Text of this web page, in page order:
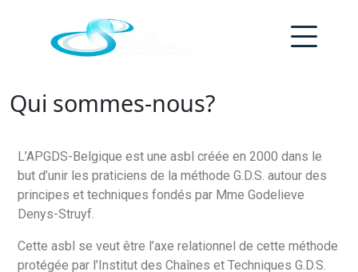
Qui sommes-nous?
L’APGDS-Belgique est une asbl créée en 2000 dans le
but d’unir les praticiens de la méthode G.D.S. autour des
principes et techniques fondés par Mme Godelieve
Denys-Struyf.
Cette asbl se veut être l’axe relationnel de cette méthode
protégée par l’Institut des Chaînes et Techniques G.D.S.